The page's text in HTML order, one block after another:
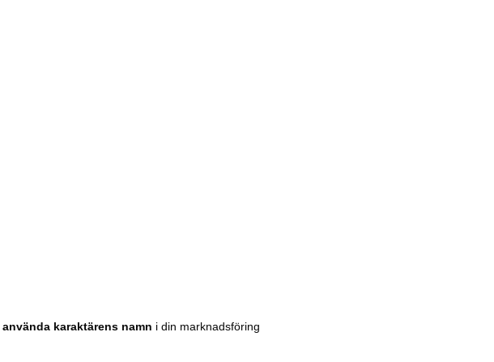
använda karaktärens namn i din marknadsföring